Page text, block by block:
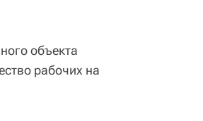
объекта
рабочих на